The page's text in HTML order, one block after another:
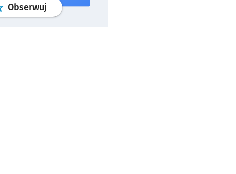
Obserwuj profilgoogle news